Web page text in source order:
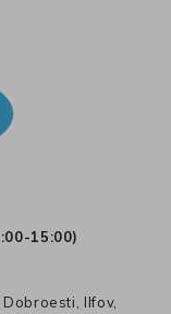
15:00)
Ilfov,